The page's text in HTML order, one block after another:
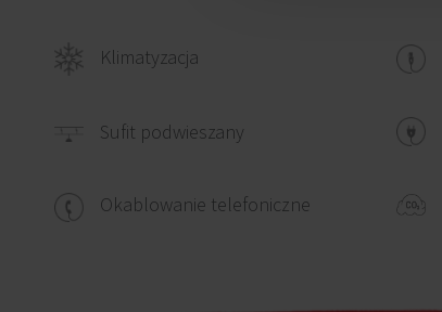
Klimatyzacja
Sufit podwieszany
Okablowanie telefoniczne